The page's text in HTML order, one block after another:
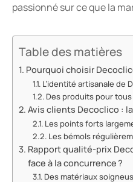
passionné sur ce que la
Table des matières
Pourquoi choisir
L’identité artisanale de
Des produits pour
Avis clients Decoclico :
Les points forts
Les bémols
Rapport qualité-prix
face à la concurrence ?
Des matériaux